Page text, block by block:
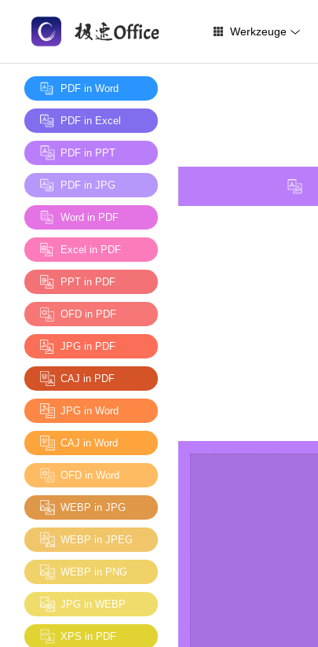
Werkzeuge
PDF in Word
PDF in Excel
PDF in PPT
PDF in JPG
Word in PDF
Excel in PDF
PPT in PDF
OFD in PDF
JPG in PDF
CAJ in PDF
JPG in Word
CAJ in Word
OFD in Word
WEBP in JPG
WEBP in JPEG
WEBP in PNG
JPG in WEBP
XPS in PDF